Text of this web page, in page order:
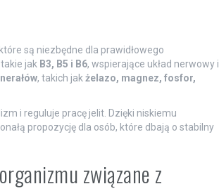
są niezbędne dla prawidłowego
takie jak B3, B5 i B6, wspierające układ nerwowy i
, takich jakżelazo, magnez, fosfor,
i reguluje pracę jelit. Dzięki niskiemu
propozycję dla osób, które dbają o stabilny
związane z